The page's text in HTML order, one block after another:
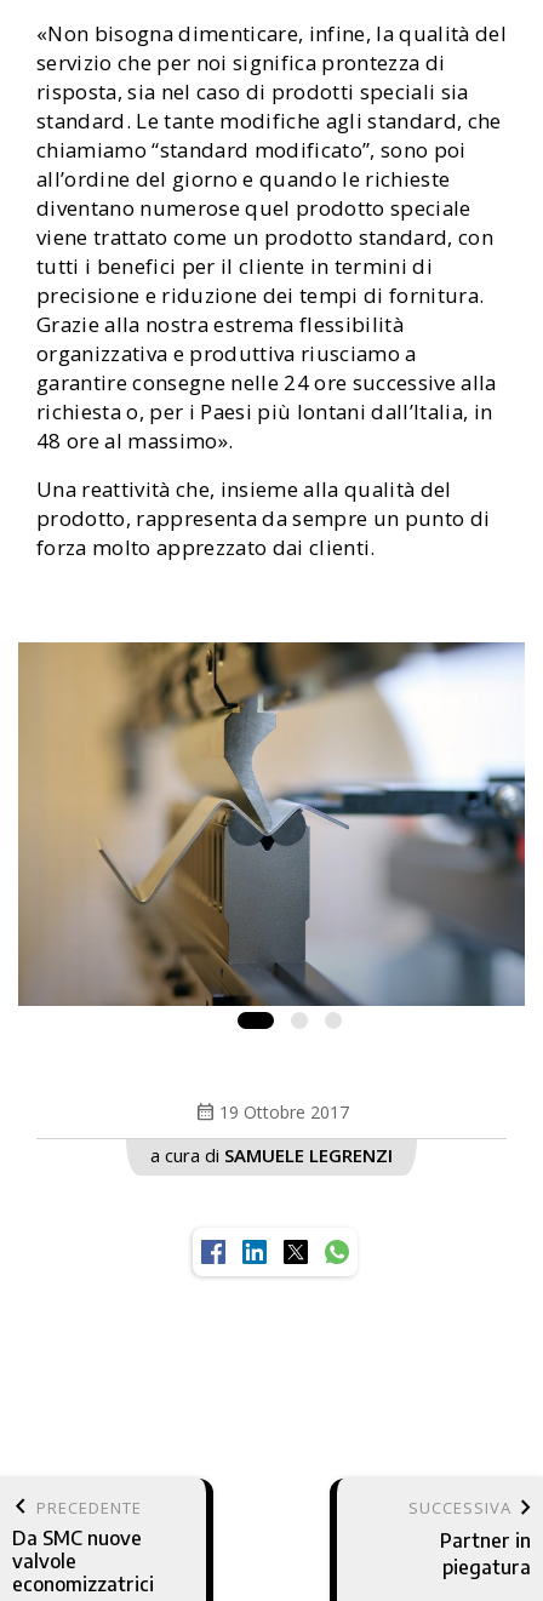
«Non bisogna dimenticare, infine, la qualità del
servizio che per noi significa prontezza di
risposta, sia nel caso di prodotti speciali sia
standard. Le tante modifiche agli standard, che
chiamiamo “standard modificato”, sono poi
all’ordine del giorno e quando le richieste
diventano numerose quel prodotto speciale
viene trattato come un prodotto standard, con
tutti i benefici per il cliente in termini di
precisione e riduzione dei tempi di fornitura.
Grazie alla nostra estrema flessibilità
organizzativa e produttiva riusciamo a
garantire consegne nelle 24 ore successive alla
richiesta o, per i Paesi più lontani dall’Italia, in
48 ore al massimo».
Una reattività che, insieme alla qualità del
prodotto, rappresenta da sempre un punto di
forza molto apprezzato dai clienti.
calendar_month 19 Ottobre 2017
a cura di SAMUELE LEGRENZI
keyboard_arrow_left PRECEDENTE
Da SMC nuove
valvole
economizzatrici
SUCCESSIVA keyboard_arrow_right
Partner in
piegatura